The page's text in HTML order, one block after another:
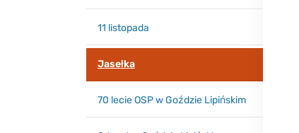
11 listopada
Jasełka
70 lecie OSP w Goździe Lipińskim